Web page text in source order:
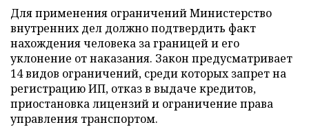
Для применения ограничений Министерство
внутренних дел должно подтвердить факт
нахождения человека за границей и его
уклонение от наказания. Закон предусматривает
14 видов ограничений, среди которых запрет на
регистрацию ИП, отказ в выдаче кредитов,
приостановка лицензий и ограничение права
управления транспортом.